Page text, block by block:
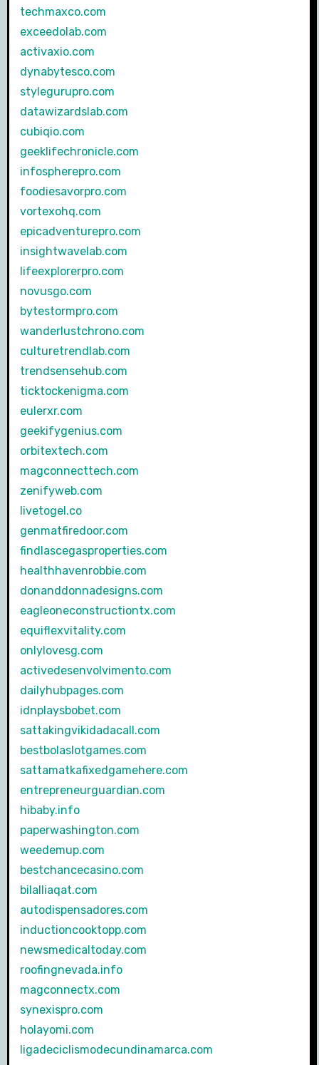
techmaxco.com
exceedolab.com
activaxio.com
dynabytesco.com
stylegurupro.com
datawizardslab.com
cubiqio.com
geeklifechronicle.com
infospherepro.com
foodiesavorpro.com
vortexohq.com
epicadventurepro.com
insightwavelab.com
lifeexplorerpro.com
novusgo.com
bytestormpro.com
wanderlustchrono.com
culturetrendlab.com
trendsensehub.com
ticktockenigma.com
eulerxr.com
geekifygenius.com
orbitextech.com
magconnecttech.com
zenifyweb.com
livetogel.co
genmatfiredoor.com
findlascegasproperties.com
healthhavenrobbie.com
donanddonnadesigns.com
eagleoneconstructiontx.com
equiflexvitality.com
onlylovesg.com
activedesenvolvimento.com
dailyhubpages.com
idnplaysbobet.com
sattakingvikidadacall.com
bestbolaslotgames.com
sattamatkafixedgamehere.com
entrepreneurguardian.com
hibaby.info
paperwashington.com
weedemup.com
bestchancecasino.com
bilalliaqat.com
autodispensadores.com
inductioncooktopp.com
newsmedicaltoday.com
roofingnevada.info
magconnectx.com
synexispro.com
holayomi.com
ligadeciclismodecundinamarca.com